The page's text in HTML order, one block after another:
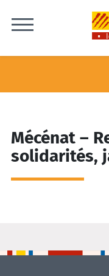
Mécénat –
solidarités,